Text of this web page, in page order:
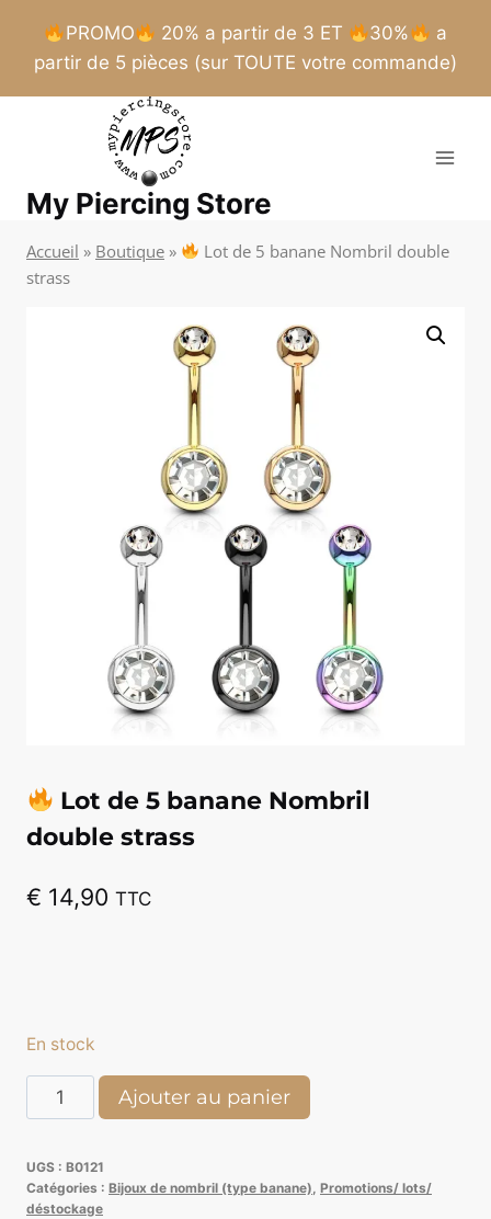
PROMO 20% a partir de 3 ET 30%
a
partir de 5 pièces (sur TOUTE votre commande)
My Piercing Store
Accueil » Boutique »
Lot de 5 banane Nombril double
strass
Lot de 5 banane Nombril
double strass
€ 14,90 TTC
En stock
quantité
de
Lot
de
Ajouter au panier
UGS : B0121
Catégories : Bijoux de nombril (type banane) Promotions/ lots/
déstockage